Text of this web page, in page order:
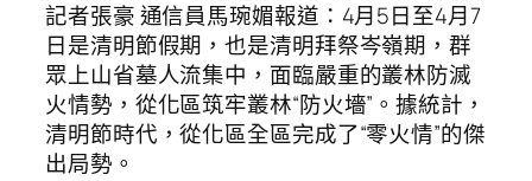
記者張豪 通信員馬琬媚報道：4月5日至4月7
日是清明節假期，也是清明拜祭岑嶺期，群
眾上山省墓人流集中，面臨嚴重的叢林防滅
火情勢，從化區筑牢叢林“防火墻”。據統計，
清明節時代，從化區全區完成了“零火情”的傑
出局勢。